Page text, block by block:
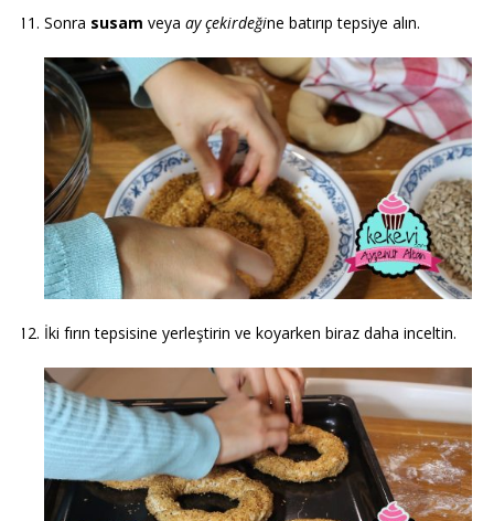
Sonra susam veya ay çekirdeğine batırıp tepsiye alın.
İki fırın tepsisine yerleştirin ve koyarken biraz daha inceltin.